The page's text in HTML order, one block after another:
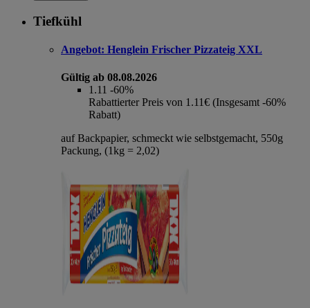
Tiefkühl
Angebot: Henglein Frischer Pizzateig XXL
Gültig ab 08.08.2026
1.11 -60%
Rabattierter Preis von 1.11€ (Insgesamt -60%
Rabatt)
auf Backpapier, schmeckt wie selbstgemacht, 550g
Packung, (1kg = 2,02)